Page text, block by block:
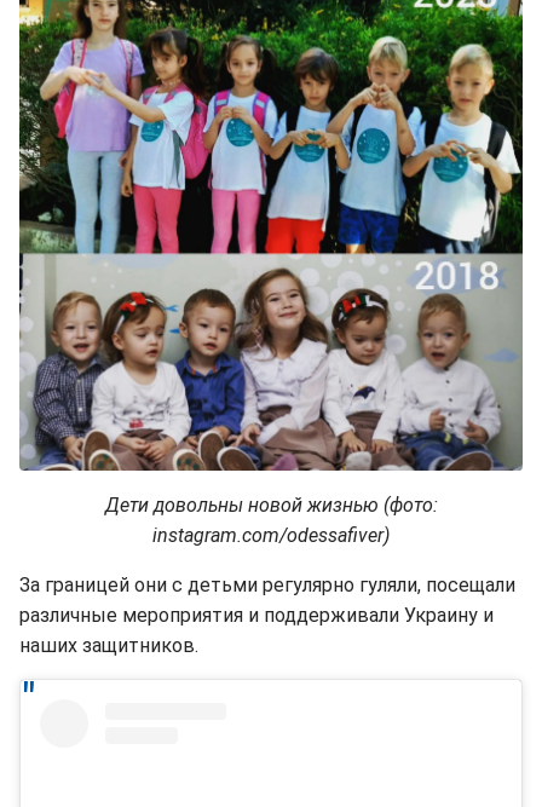
Дети довольны новой жизнью (фото:
instagram.com/odessafiver)
За границей они с детьми регулярно гуляли, посещали
различные мероприятия и поддерживали Украину и
наших защитников.